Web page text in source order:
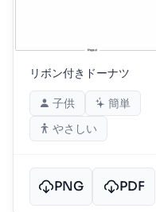
リボン付きドーナツ
子供
簡単
やさしい
PNG PDF